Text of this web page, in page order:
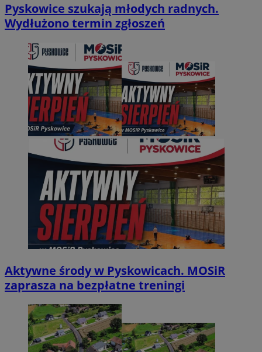
Pyskowice szukają młodych radnych.
Wydłużono termin zgłoszeń
Aktywne środy w Pyskowicach. MOSiR
zaprasza na bezpłatne treningi